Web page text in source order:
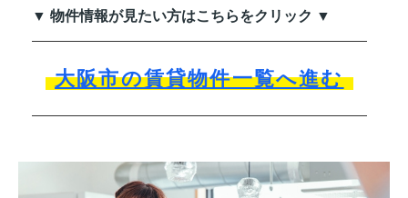
▼ 物件情報が見たい方はこちらをクリック ▼
大阪市の賃貸物件一覧へ進む